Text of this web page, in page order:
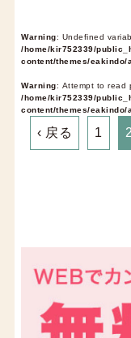
Warning: Undefined
/home/kir752339/
content/themes/eakindo/
Warning: Attempt to read
/home/kir752339/
content/themes/eakindo/
‹ 戻る 1 2